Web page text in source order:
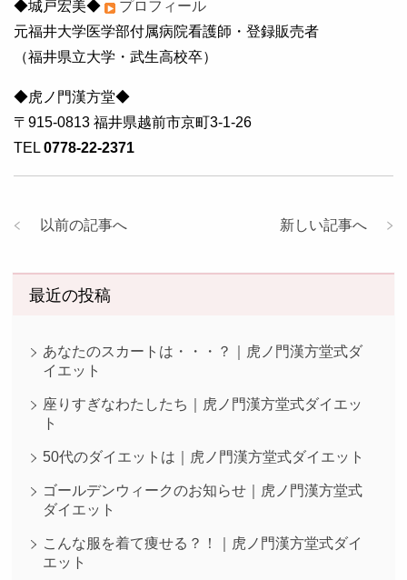
◆城戸宏美◆
プロフィール
元福井大学医学部付属病院看護師・登録販売者
（福井県立大学・武生高校卒）
◆虎ノ門漢方堂◆
〒915-0813 福井県越前市京町3-1-26
TEL 0778-22-2371
新しい記事へ
以前の記事へ
最近の投稿
あなたのスカートは・・・？｜虎ノ門漢方堂式ダ
イエット
座りすぎなわたしたち｜虎ノ門漢方堂式ダイエッ
ト
50代のダイエットは｜虎ノ門漢方堂式ダイエット
ゴールデンウィークのお知らせ｜虎ノ門漢方堂式
ダイエット
こんな服を着て痩せる？！｜虎ノ門漢方堂式ダイ
エット